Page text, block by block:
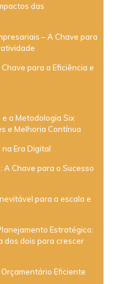
das
– A Chave para
para a Eficiência e
a Metodologia Six
e Melhoria Contínua
Era Digital
Chave para o Sucesso
para a escala e
Estratégico:
dos dois para crescer
Eficiente